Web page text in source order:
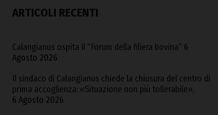
ARTICOLI RECENTI
Calangianus ospita il “Forum della filiera bovina” 6
Agosto 2026
Il sindaco di Calangianus chiede la chiusura del centro di
prima accoglienza: «Situazione non più tollerabile»,
6 Agosto 2026